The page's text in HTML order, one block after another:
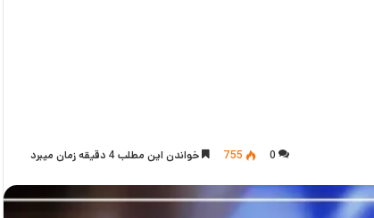
0
755 خواندن این مطلب 4 دقیقه زمان میبرد